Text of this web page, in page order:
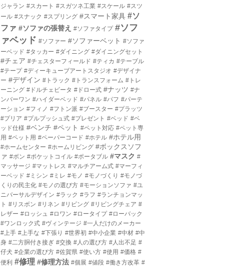
ジャラン #スカート #スガツネ工業 #スケール #スツ
ール #スナック #スプリング #スマート家具 #ソ
ファ #ソファの張替え #ソファタイプ #ソフ
ァベッド #ソファー #ソファーベット #ソファ
ーベッド #タッカー #ダイニング #ダイニングセット
#チェア #チェスターフィールド #ティカ #テーブル
#テープ #ディーキューブアートスタジオ #デザイナ
ー #デザイン #トラック #トランスフォーム #トレ
ーニング #ドルチェビータ #ドロー式 #ナッツ #ナ
ンバーワン #ハイダーベッド #パネル #パフ #パーテ
ーション #フィノ #フトン派 #ブースター #プラッツ
#プリア #プルプッシュ式 #プレゼント #ベッド #ベ
ッド仕様 #ベンチ #ペット #ペット対応 #ペット専
用 #ペット用 #ペーパーコード #ホテル #ホテル用
#ホームセンター #ホームリビング #ボックスソフ
ァ #ボン #ポケットコイル #ポータブル #マスク #
マッサージ #マットレス #マルチアーム式 #マーフィ
ーベッド #ミシン #ミレ #モノ #モノづくり #モノづ
くりの民主化 #モノの選び方 #モーションソファ #ユ
ニバーサルデザイン #ラック #ラフ #ランチョンマッ
ト #リスボン #リネン #リビング #リビングチェア #
レザー #ロッシュ #ロワン #ロータイプ #ローバック
#ワンロック式 #ヴィンテージ #一人だけのメーカー
#上手 #上手な #下張り #世界初 #中小企業 #中材 #中
身 #二方胴付き接ぎ #交換 #人の選び方 #人出不足 #
仔犬 #企業の選び方 #佐賀県 #使い方 #使用 #価格 #
便利 #修理 #修理方法 #個展 #値段 #働き方改革 #